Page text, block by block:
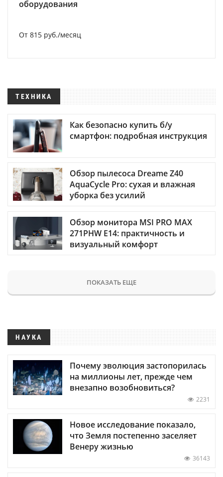
оборудования
От 815 руб./месяц
ТЕХНИКА
Как безопасно купить б/у
смартфон: подробная инструкция
Обзор пылесоса Dreame Z40
AquaCycle Pro: сухая и влажная
уборка без усилий
Обзор монитора MSI PRO MAX
271PHW E14: практичность и
визуальный комфорт
ПОКАЗАТЬ ЕЩЕ
НАУКА
Почему эволюция застопорилась
на миллионы лет, прежде чем
внезапно возобновиться?
2231
Новое исследование показало,
что Земля постепенно заселяет
Венеру жизнью
36143